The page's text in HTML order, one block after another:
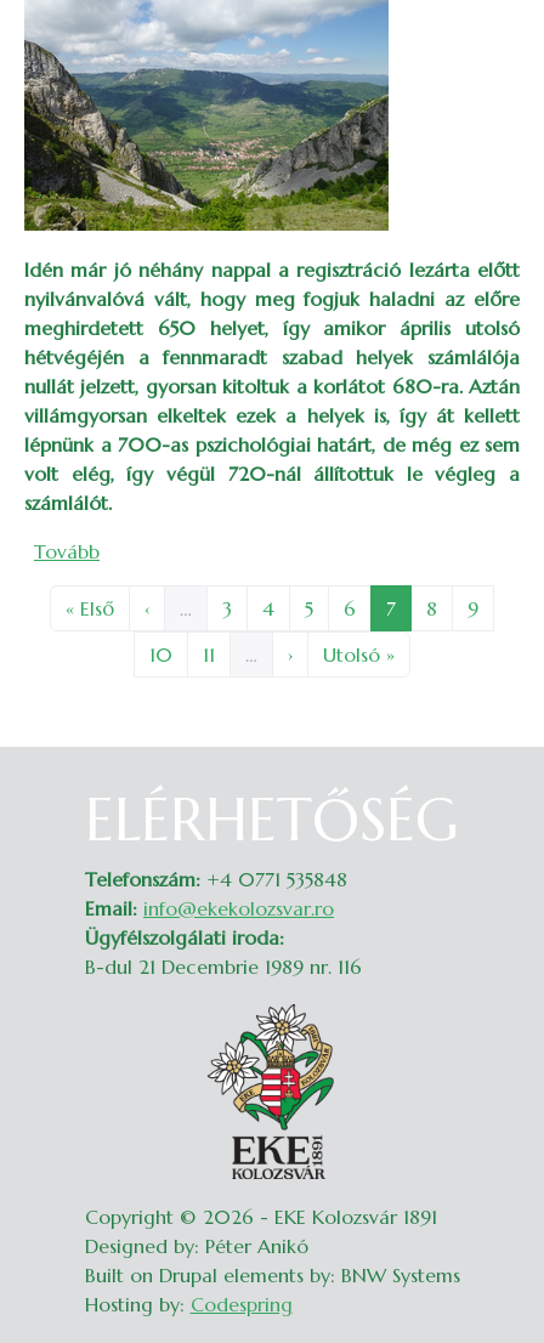
Idén már jó néhány nappal a regisztráció lezárta előtt
nyilvánvalóvá vált, hogy meg fogjuk haladni az előre
meghirdetett 650 helyet, így amikor április utolsó
hétvégéjén a fennmaradt szabad helyek számlálója
nullát jelzett, gyorsan kitoltuk a korlátot 680-ra. Aztán
villámgyorsan elkeltek ezek a helyek is, így át kellett
lépnünk a 700-as pszichológiai határt, de még ez sem
volt elég, így végül 720-nál állítottuk le végleg a
számlálót.
Tovább(Szervezői szösszenet a Jókai ETT utórezgéseiben )
Első oldal
« Első Előző oldal
‹ … Oldal
3 Oldal
4 Oldal
5 Oldal
6 Oldal
7 Oldal
8 Oldal
9
Oldal
10 Oldal
11 … Következő oldal
› Utolsó oldal
Utolsó »
ELÉRHETŐSÉG
Telefonszám: +4 0771 535848
Email: info@ekekolozsvar.ro
Ügyfélszolgálati iroda:
B-dul 21 Decembrie 1989 nr. 116
Copyright © 2026 - EKE Kolozsvár 1891
Designed by: Péter Anikó
Built on Drupal elements by: BNW Systems
Hosting by: Codespring